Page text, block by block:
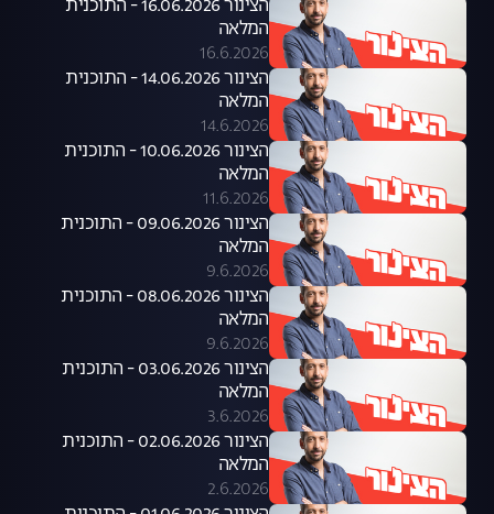
הצינור 16.06.2026 - התוכנית
המלאה
16.6.2026
הצינור 14.06.2026 - התוכנית
המלאה
14.6.2026
הצינור 10.06.2026 - התוכנית
המלאה
11.6.2026
הצינור 09.06.2026 - התוכנית
המלאה
9.6.2026
הצינור 08.06.2026 - התוכנית
המלאה
9.6.2026
הצינור 03.06.2026 - התוכנית
המלאה
3.6.2026
הצינור 02.06.2026 - התוכנית
המלאה
2.6.2026